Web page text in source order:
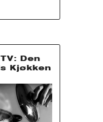
Den
Kjøkken